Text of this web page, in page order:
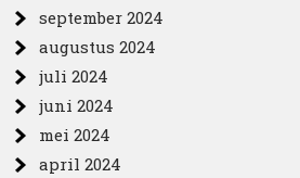
september 2024
augustus 2024
juli 2024
juni 2024
mei 2024
april 2024